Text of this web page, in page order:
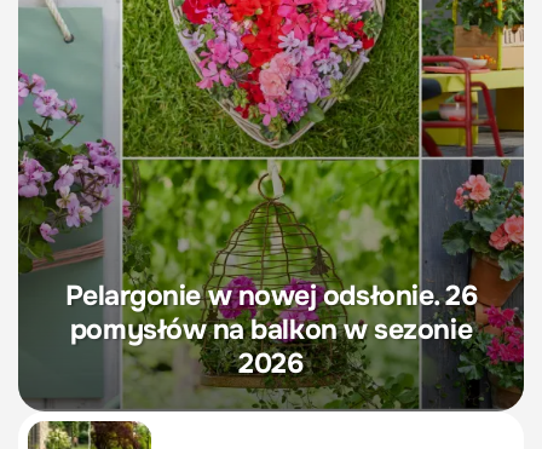
Pelargonie w nowej odsłonie. 26
pomysłów na balkon w sezonie
2026